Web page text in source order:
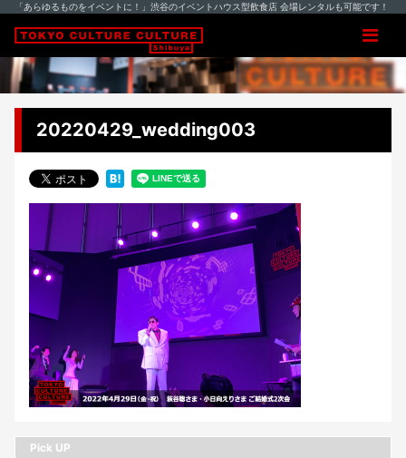
「あらゆるものをイベントに！」渋谷のイベントハウス型飲食店 会場レンタルも可能です！
20220429_wedding003
Pick UP